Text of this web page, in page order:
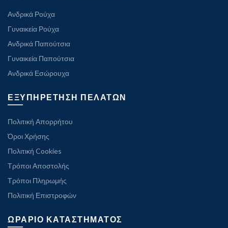
Ανδρικά Ρούχα
Γυναικεία Ρούχα
Ανδρικά Παπούτσια
Γυναικεία Παπούτσια
Ανδρικά Εσώρουχα
ΕΞΥΠΗΡΕΤΗΣΗ ΠΕΛΑΤΩΝ
Πολιτική Απορρήτου
Όροι Χρήσης
Πολιτική Cookies
Τρόποι Αποστολής
Τρόποι Πληρωμής
Πολιτική Επιστροφών
ΩΡΑΡΙΟ ΚΑΤΑΣΤΗΜΑΤΟΣ